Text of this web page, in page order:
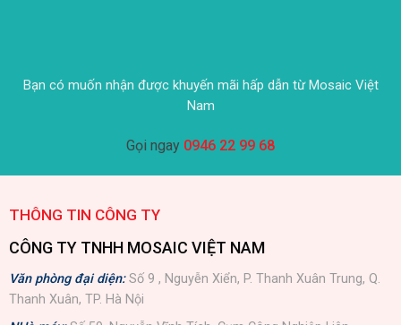
Bạn có muốn nhận được khuyến mãi hấp dẫn từ Mosaic Việt
Nam
Gọi ngay 0946 22 99 68
THÔNG TIN CÔNG TY
CÔNG TY TNHH MOSAIC VIỆT NAM
Văn phòng đại diện:Số 9 , Nguyễn Xiển, P. Thanh Xuân Trung, Q.
Thanh Xuân, TP. Hà Nội